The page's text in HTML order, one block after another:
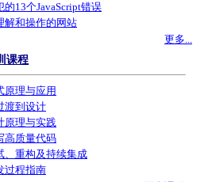
的13个JavaScript错误
解和操作的网站
更多...
课程
原理与应用
渡到设计
原理与实践
高质量代码
、重构及持续集成
过程指南